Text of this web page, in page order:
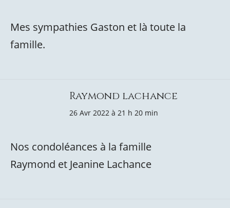
Mes sympathies Gaston et là toute la
famille.
Raymond lachance
26 Avr 2022 à 21 h 20 min
Nos condoléances à la famille
Raymond et Jeanine Lachance